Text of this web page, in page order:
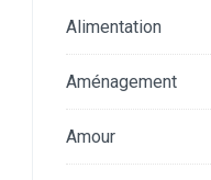
Alimentation
Aménagement
Amour